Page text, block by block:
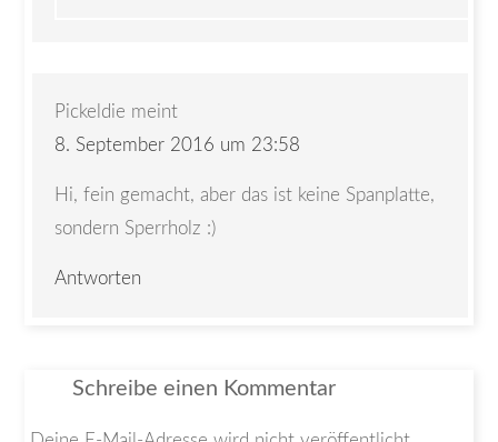
Pickeldie meint
8. September 2016 um 23:58
Hi, fein gemacht, aber das ist keine Spanplatte,
sondern Sperrholz :)
Antworten
Schreibe einen Kommentar